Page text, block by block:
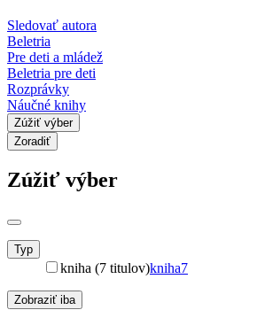
Sledovať autora
Beletria
Pre deti a mládež
Beletria pre deti
Rozprávky
Náučné knihy
Zúžiť výber
Zoradiť
Zúžiť výber
Typ
kniha (7 titulov)kniha7
Zobraziť iba